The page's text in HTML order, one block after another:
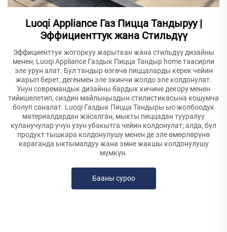
Luoqi Appliance Газ Пицца Тандыруу |
Эффициенттук жана Стильдүү
Эффициенттук жогоркуу жарыткан жана стильдүү дизайны
менен, Luoqi Appliance Газдык Пицца Тандыр home таасирли
эле урун алат. Бул тандыр өзгөчө пиццаларды керек чейин
жарып берет, дегенмен эле экинчи жолдо эле колдонулат.
Унун совремандык дизайны бардык кичине декору менен
тийишелетип, сиздин майлыңыздын стилистикасына кошумча
болуп саналат. Luoqi Газдык Пицца Тандыры ыс-жолбоодук
материалдардан жасалган, мыкты пиццадан тууралуу
куланучулар учун узун убакытга чейин колдонулат; алда, бул
продукт тышкара колдонулушу менен де эле өмөрлөрүнө
караганда ыктымалдуу жана эмне жакшы колдонулушу
мүмкүн.
Бааны суроо